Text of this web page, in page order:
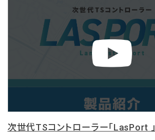
次世代TSコントローラー「LasPort 」